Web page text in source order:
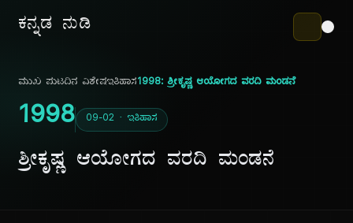
ಕನ್ನಡ ನುಡಿ
ಮುಖ ಪುಟದಿನ ವಿಶೇಷಇತಿಹಾಸ1998: ಶ್ರೀಕೃಷ್ಣ ಆಯೋಗದ ವರದಿ ಮಂಡನೆ
1998 09-02 · ಇತಿಹಾಸ
ಶ್ರೀಕೃಷ್ಣ ಆಯೋಗದ ವರದಿ ಮಂಡನೆ